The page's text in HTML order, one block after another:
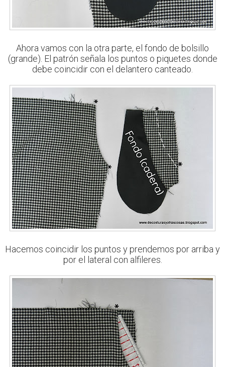
Ahora vamos con la otra parte, el fondo de bolsillo
(grande). El patrón señala los puntos o piquetes donde
debe coincidir con el delantero canteado.
Hacemos coincidir los puntos y prendemos por arriba y
por el lateral con alfileres.